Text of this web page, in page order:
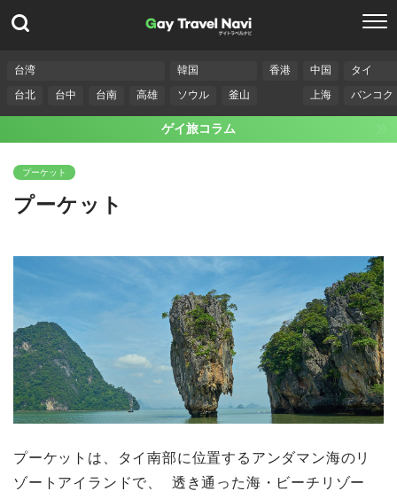
台湾
台北
台中 台南 高雄
韓国
ソウル
釜山
香港
中国
上海
タイ
バンコク
ゲイ旅コラム
プーケット
プーケット
プーケットは、タイ南部に位置するアンダマン海のリ
ゾートアイランドで、 透き通った海・ビーチリゾー